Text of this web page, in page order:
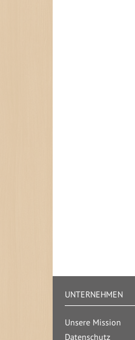
UNTERNEHMEN
Unsere Mission
Datenschutz